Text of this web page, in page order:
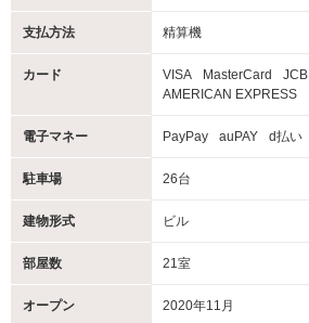
支払方法 精算機
カード VISA MasterCard
JCB
AMERICAN EXPRESS
電子マネー PayPay auPAY d払い
駐車場 26台
建物形式 ビル
部屋数 21室
オープン 2020年11月